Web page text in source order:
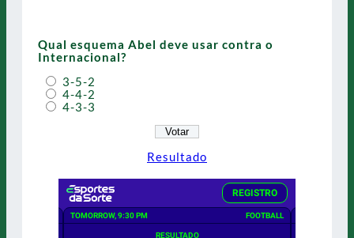
Qual esquema Abel deve usar contra o
Internacional?
3-5-2
4-4-2
4-3-3
Resultado